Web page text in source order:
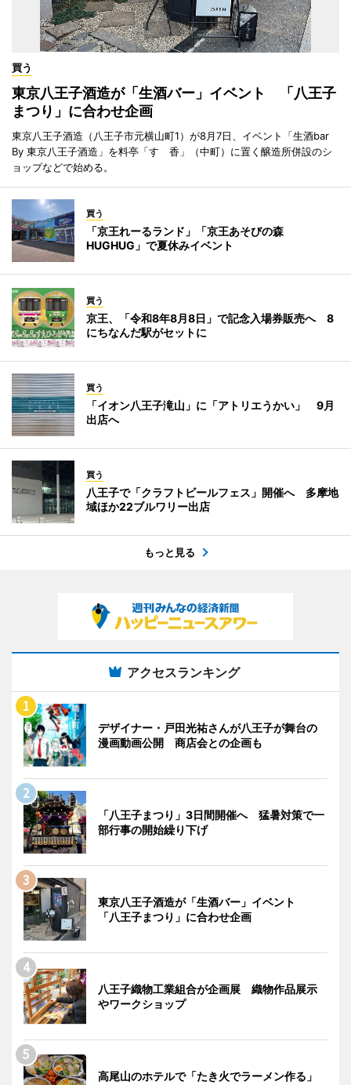
買う
東京八王子酒造が「生酒バー」イベント 「八王子
まつり」に合わせ企画
東京八王子酒造（八王子市元横山町1）が8月7日、イベント「生酒bar
By 東京八王子酒造」を料亭「すゞ香」（中町）に置く醸造所併設のシ
ョップなどで始める。
買う
「京王れーるランド」「京王あそびの森
HUGHUG」で夏休みイベント
買う
京王、「令和8年8月8日」で記念入場券販売へ 8
にちなんだ駅がセットに
買う
「イオン八王子滝山」に「アトリエうかい」 9月
出店へ
買う
八王子で「クラフトビールフェス」開催へ 多摩地
域ほか22ブルワリー出店
もっと見る
アクセスランキング
デザイナー・戸田光祐さんが八王子が舞台の
漫画動画公開 商店会との企画も
「八王子まつり」3日間開催へ 猛暑対策で一
部行事の開始繰り下げ
東京八王子酒造が「生酒バー」イベント
「八王子まつり」に合わせ企画
八王子織物工業組合が企画展 織物作品展示
やワークショップ
高尾山のホテルで「たき火でラーメン作る」